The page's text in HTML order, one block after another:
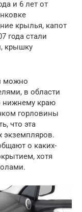
и 6 лет от
крылья, капот
года стали
крышку
можно
в области
нижнему краю
горловины
что эта
экземпляров.
о каких-
хотя